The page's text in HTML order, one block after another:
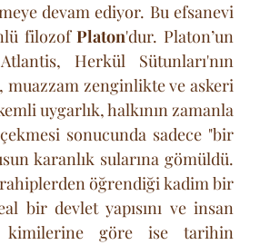
devam ediyor. Bu efsanevi
filozof Platon'dur. Platon’un
Herkül Sütunları'nın
muazzam zenginlikte ve askeri
uygarlık, halkının zamanla
sonucunda sadece "bir
karanlık sularına gömüldü.
rahiplerden öğrendiği kadim bir
bir devlet yapısını ve insan
kimilerine göre ise tarihin